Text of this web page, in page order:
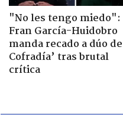
"No les tengo miedo":
Fran García-Huidobro
manda recado a dúo de
Cofradía’ tras brutal
crítica